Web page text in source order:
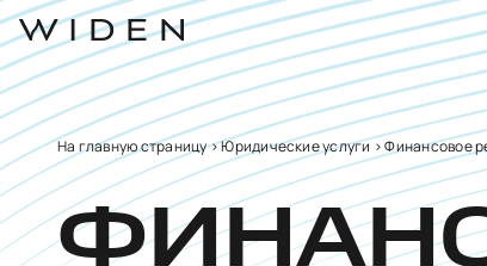
На главную страницу>Юридические услуги>Финансовое